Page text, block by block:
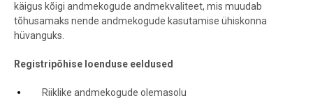
käigus kõigi andmekogude andmekvaliteet, mis muudab
tõhusamaks nende andmekogude kasutamise ühiskonna
hüvanguks.
Registripõhise loenduse eeldused
Riiklike andmekogude olemasolu